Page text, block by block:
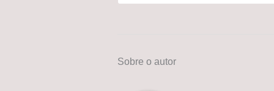
Sobre o autor